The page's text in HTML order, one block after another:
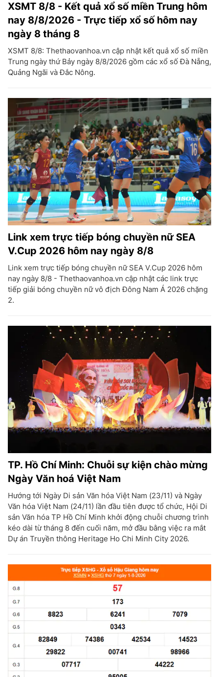
XSMT 8/8 - Kết quả xổ số miền Trung hôm
nay 8/8/2026 - Trực tiếp xổ số hôm nay
ngày 8 tháng 8
XSMT 8/8: Thethaovanhoa.vn cập nhật kết quả xổ số miền
Trung ngày thứ Bảy ngày 8/8/2026 gồm các xổ số Đà Nẵng,
Quảng Ngãi và Đắc Nông.
Link xem trực tiếp bóng chuyền nữ SEA
V.Cup 2026 hôm nay ngày 8/8
Link xem trực tiếp bóng chuyền nữ SEA V.Cup 2026 hôm
nay ngày 8/8 - Thethaovanhoa.vn cập nhật các link trực
tiếp giải bóng chuyền nữ vô địch Đông Nam Á 2026 chặng
2.
TP. Hồ Chí Minh: Chuỗi sự kiện chào mừng
Ngày Văn hoá Việt Nam
Hướng tới Ngày Di sản Văn hóa Việt Nam (23/11) và Ngày
Văn hóa Việt Nam (24/11) lần đầu tiên được tổ chức, Hội Di
sản Văn hóa TP Hồ Chí Minh khởi động chuỗi chương trình
kéo dài từ tháng 8 đến cuối năm, mở đầu bằng việc ra mắt
Dự án Truyền thông Heritage Ho Chi Minh City 2026.